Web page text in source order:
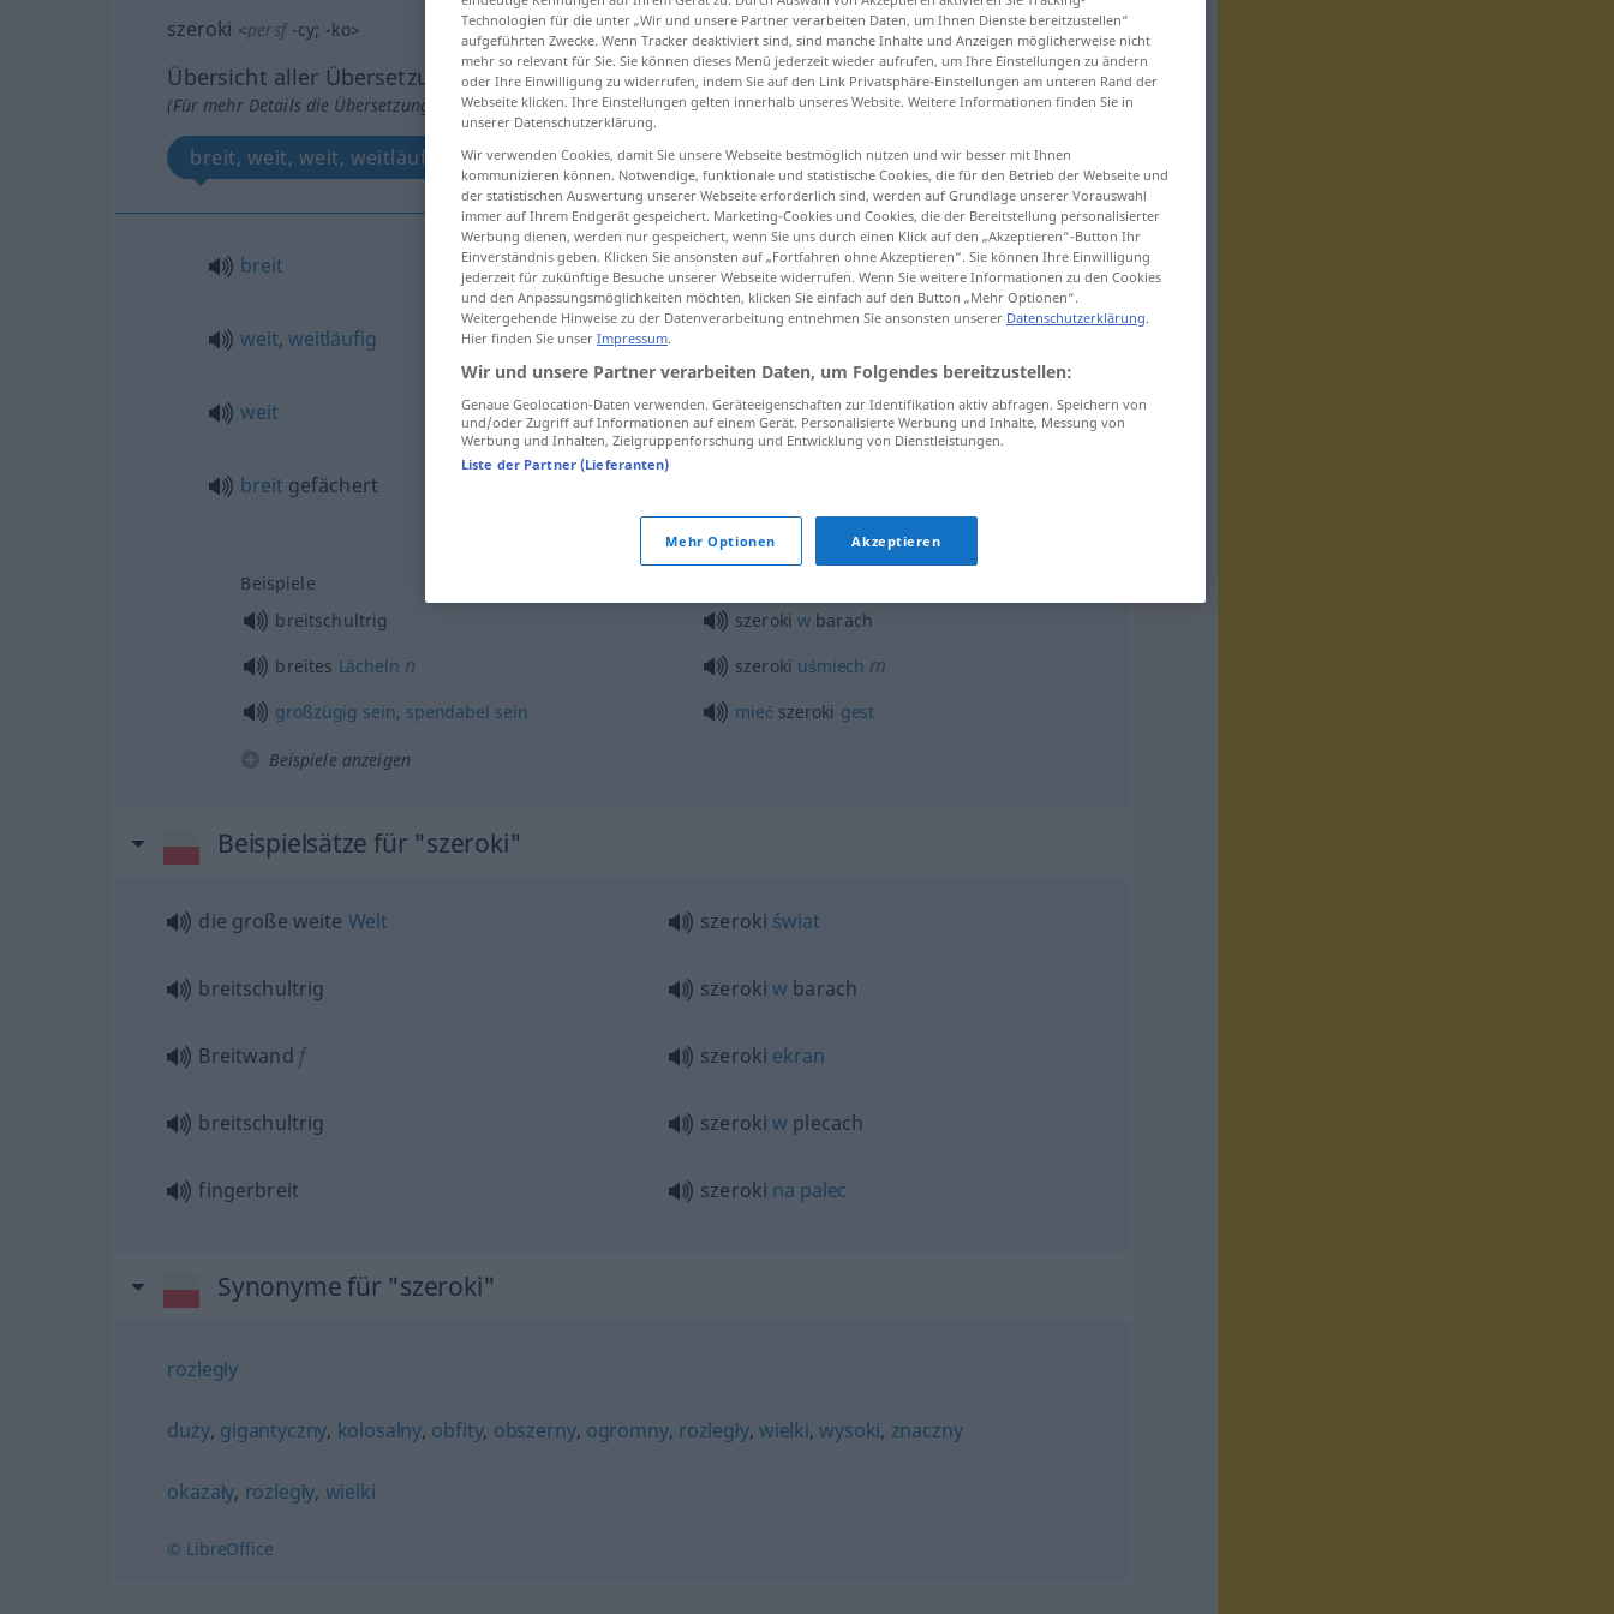
szeroki <persf-cy; -ko>
Übersicht aller Übersetzungen
(Für mehr Details die Übersetzung anklicken/antippen)
breit, weit, weit, weitläufig, breit gefächert
breit szeroki
weit,weitläufig
weit szerokiubranie
breit gefächert
asortyment
Beispiele
breitschultrig
szerokiwbarach
breites Lächeln n szeroki uśmiech m
großzügig sein, spendabel sein miećszeroki gest
Beispiele anzeigen
Beispielsätze für "szeroki"
die große weite Welt szeroki świat
breitschultrig szerokiw barach
Breitwand f szeroki ekran
breitschultrig szerokiw plecach
fingerbreit szeroki na palec
Synonyme für "szeroki"
rozległy
duży, gigantyczny, kolosalny, obfity, obszerny, ogromny, rozległy, wielki,wysoki, znaczny
okazały, rozległy, wielki
© LibreOffice
Technologien für die unter „Wir und unsere Partner verarbeiten Daten, um Ihnen Dienste bereitzustellen“
aufgeführten Zwecke. Wenn Tracker deaktiviert sind, sind manche Inhalte und Anzeigen möglicherweise nicht
mehr so relevant für Sie. Sie können dieses Menü jederzeit wieder aufrufen, um Ihre Einstellungen zu ändern
oder Ihre Einwilligung zu widerrufen, indem Sie auf den Link Privatsphäre-Einstellungen am unteren Rand der
Webseite klicken. Ihre Einstellungen gelten innerhalb unseres Website. Weitere Informationen finden Sie in
unserer Datenschutzerklärung.
Wir verwenden Cookies, damit Sie unsere Webseite bestmöglich nutzen und wir besser mit Ihnen
kommunizieren können. Notwendige, funktionale und statistische Cookies, die für den Betrieb der Webseite und
der statistischen Auswertung unserer Webseite erforderlich sind, werden auf Grundlage unserer Vorauswahl
immer auf Ihrem Endgerät gespeichert. Marketing-Cookies und Cookies, die der Bereitstellung personalisierter
Werbung dienen, werden nur gespeichert, wenn Sie uns durch einen Klick auf den „Akzeptieren“-Button Ihr
Einverständnis geben. Klicken Sie ansonsten auf „Fortfahren ohne Akzeptieren“. Sie können Ihre Einwilligung
jederzeit für zukünftige Besuche unserer Webseite widerrufen. Wenn Sie weitere Informationen zu den Cookies
und den Anpassungsmöglichkeiten möchten, klicken Sie einfach auf den Button „Mehr Optionen“.
Weitergehende Hinweise zu der Datenverarbeitung entnehmen Sie ansonsten unserer Datenschutzerklärung.
Hier finden Sie unser Impressum.
Wir und unsere Partner verarbeiten Daten, um Folgendes bereitzustellen:
Genaue Geolocation-Daten verwenden. Geräteeigenschaften zur Identifikation aktiv abfragen. Speichern von
und/oder Zugriff auf Informationen auf einem Gerät. Personalisierte Werbung und Inhalte, Messung von
Werbung und Inhalten, Zielgruppenforschung und Entwicklung von Dienstleistungen.
Liste der Partner (Lieferanten)
Mehr Optionen Akzeptieren